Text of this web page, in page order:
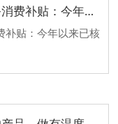
中度以上失能老人养老服务消费补贴：今年以来已核销23.5亿元 惠及105万人
补贴：今年以来已核